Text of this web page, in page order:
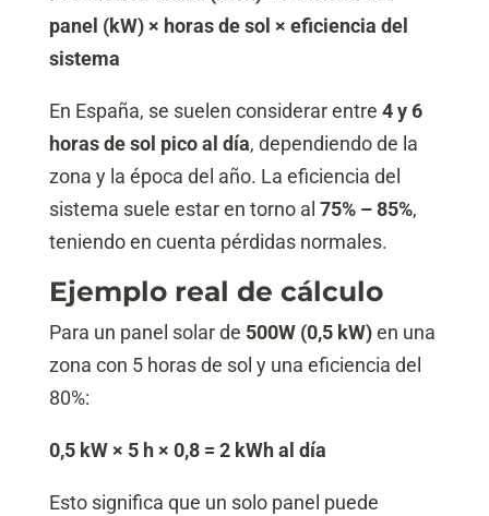
panel (kW) × horas de sol × eficiencia del
sistema
En España, se suelen considerar entre 4 y 6
horas de sol pico al día, dependiendo de la
zona y la época del año. La eficiencia del
sistema suele estar en torno al 75% – 85%,
teniendo en cuenta pérdidas normales.
Ejemplo real de cálculo
Para un panel solar de 500W (0,5 kW)en una
zona con 5 horas de sol y una eficiencia del
80%:
0,5 kW × 5 h × 0,8 = 2 kWh al día
Esto significa que un solo panel puede